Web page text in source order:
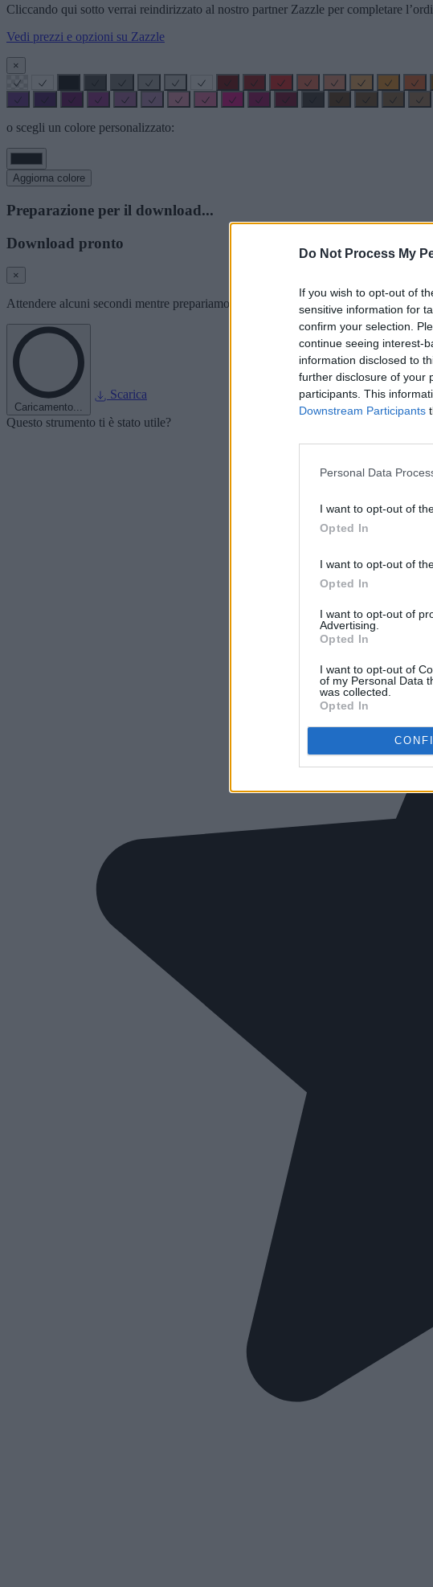
Do Not Process My
If you wish to opt-out of
sensitive information for
confirm your selection.
continue seeing interest-
information disclosed to
further disclosure of your
participants. This
Downstream Participants
Personal Data
I want to opt-out of
Opted In
I want to opt-out of
Opted In
I want to opt-out of
Advertising.
Opted In
I want to opt-out of
of my Personal Data
was collected.
Opted In
Cliccando qui sotto verrai reindirizzato al nostro partner Zazzle per completare
Vedi prezzi e opzioni su Zazzle
×
o scegli un colore personalizzato:
Aggiorna colore
Preparazione per il download...
Download pronto
×
Attendere alcuni secondi mentre prepariamo l'immagine del font per il download.
Caricamento...
Scarica
Questo strumento ti è stato utile?